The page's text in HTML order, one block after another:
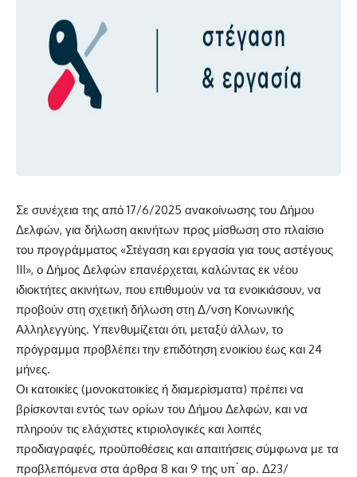
Σε συνέχεια της από 17/6/2025 ανακοίνωσης του Δήμου
Δελφών, για δήλωση ακινήτων προς μίσθωση στο πλαίσιο
του προγράμματος «Στέγαση και εργασία για τους αστέγους
III», ο Δήμος Δελφών επανέρχεται, καλώντας εκ νέου
ιδιοκτήτες ακινήτων, που επιθυμούν να τα ενοικιάσουν, να
προβούν στη σχετική δήλωση στη Δ/νση Κοινωνικής
Αλληλεγγύης. Υπενθυμίζεται ότι, μεταξύ άλλων, το
πρόγραμμα προβλέπει την επιδότηση ενοικίου έως και 24
μήνες.
Οι κατοικίες (μονοκατοικίες ή διαμερίσματα) πρέπει να
βρίσκονται εντός των ορίων του Δήμου Δελφών, και να
πληρούν τις ελάχιστες κτιριολογικές και λοιπές
προδιαγραφές, προϋποθέσεις και απαιτήσεις σύμφωνα με τα
προβλεπόμενα στα άρθρα 8 και 9 της υπ ́ αρ. Δ23/